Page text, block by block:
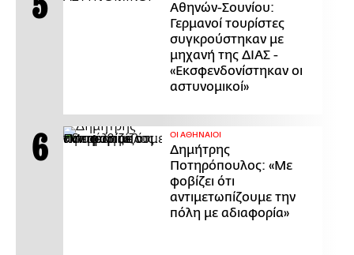
Αθηνών-Σουνίου:
Γερμανοί τουρίστες
συγκρούστηκαν με
μηχανή της ΔΙΑΣ -
«Εκσφενδονίστηκαν οι
αστυνομικοί»
ΟΙ ΑΘΗΝΑΙΟΙ
Δημήτρης
Ποτηρόπουλος: «Με
φοβίζει ότι
αντιμετωπίζουμε την
πόλη με αδιαφορία»